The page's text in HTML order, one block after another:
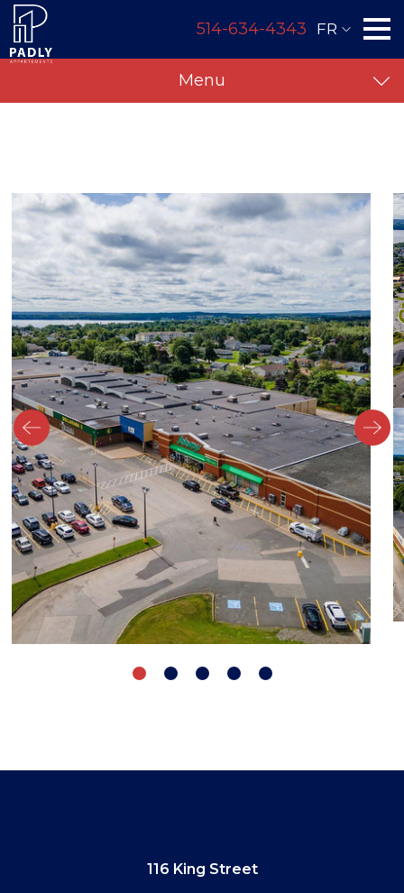
514-634-4343 FR
Menu
116 King Street